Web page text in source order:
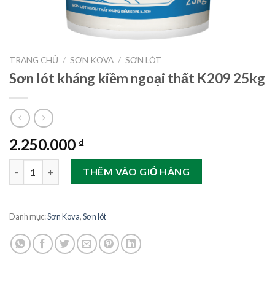
TRANG CHỦ / SƠN KOVA / SƠN LÓT
Sơn lót kháng kiềm ngoại thất K209 25kg
2.250.000 ₫
Sơn lót kháng kiềm ngoại thất K209 25kg số lượng
THÊM VÀO GIỎ HÀNG
Danh mục:Sơn Kova,Sơn lót